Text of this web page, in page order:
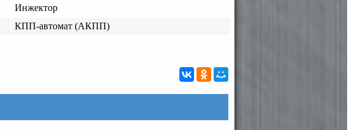
Инжектор
КПП-автомат (АКПП)